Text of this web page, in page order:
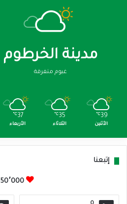
مدينة الخرطوم
غيوم متفرقة
39
℃
الأثنين
35
℃
الثلاثاء
37
℃
الأربعاء
إتبعنا
50٬000